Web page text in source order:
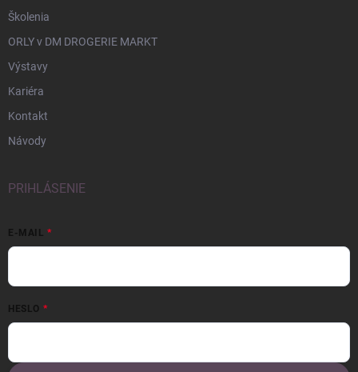
Školenia
ORLY v DM DROGERIE MARKT
Výstavy
Kariéra
Kontakt
Návody
PRIHLÁSENIE
E-MAIL
HESLO